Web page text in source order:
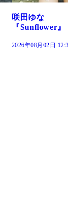
藤水咲桜『花
だまり』
2026年08月02日